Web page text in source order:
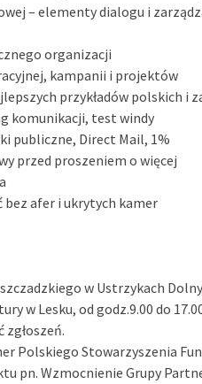
– elementy dialogu i
organizacji
kampanii i projektów
przykładów polskich i
komunikacji, test windy
publiczne, Direct Mail, 1%
przed proszeniem o więcej
bez afer i ukrytych kamer
w Ustrzykach
w Lesku, od godz.9.00 do
Polskiego Stowarzyszenia
pn. Wzmocnienie Grupy